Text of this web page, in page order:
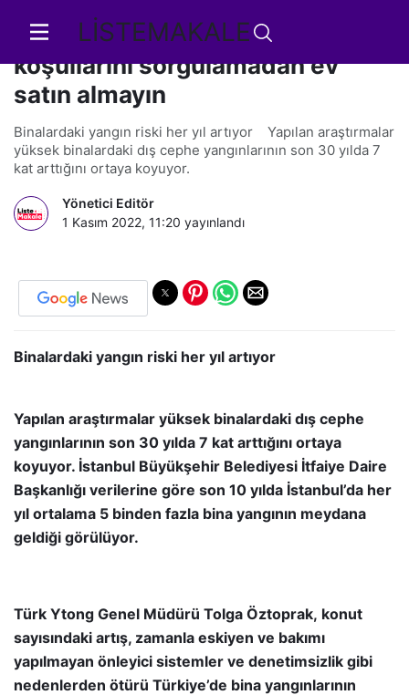
LİSTEMAKALE
Binaların yangın yalıtım
koşullarını sorgulamadan ev
satın almayın
Binalardaki yangın riski her yıl artıyor Yapılan araştırmalar
yüksek binalardaki dış cephe yangınlarının son 30 yılda 7
kat arttığını ortaya koyuyor.
Yönetici Editör
1 Kasım 2022, 11:20 yayınlandı
Binalardaki yangın riski her yıl artıyor
Yapılan araştırmalar yüksek binalardaki dış cephe
yangınlarının son 30 yılda 7 kat arttığını ortaya
koyuyor. İstanbul Büyükşehir Belediyesi İtfaiye Daire
Başkanlığı verilerine göre son 10 yılda İstanbul’da her
yıl ortalama 5 binden fazla bina yangının meydana
geldiği görülüyor.
Türk Ytong Genel Müdürü Tolga Öztoprak, konut
sayısındaki artış, zamanla eskiyen ve bakımı
yapılmayan önleyici sistemler ve denetimsizlik gibi
nedenlerden ötürü Türkiye’de bina yangınlarının